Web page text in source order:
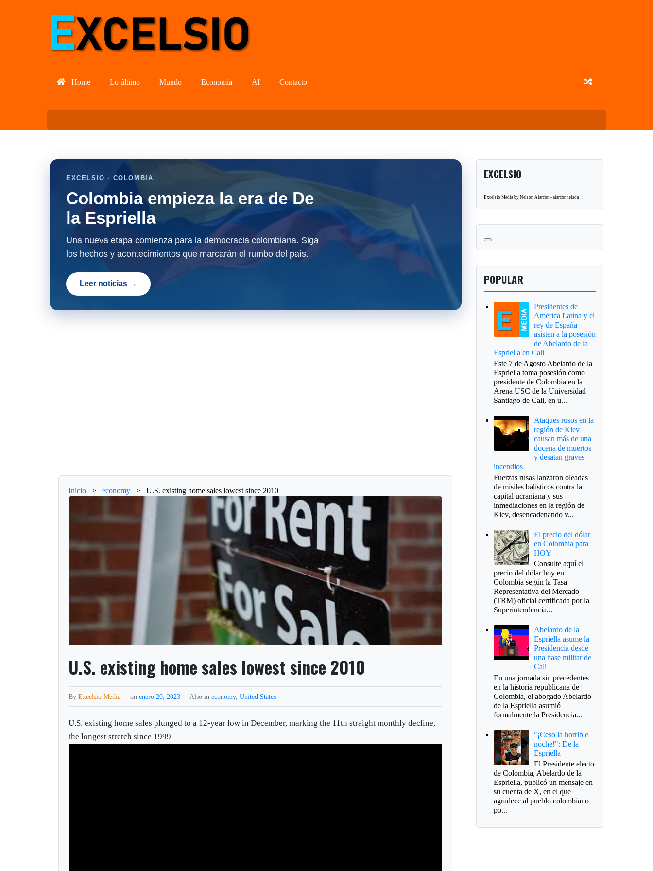
Home Lo último Mundo Economía AI Contacto
EXCELSIO · COLOMBIA
Colombia empieza la era de De
la Espriella
Una nueva etapa comienza para la democracia colombiana. Siga
los hechos y acontecimientos que marcarán el rumbo del país.
Leer noticias →
Inicio > economy > U.S. existing home sales lowest since 2010
U.S. existing home sales lowest since 2010
ByExcelsio Media onenero 20, 2023 Also ineconomy,United States
U.S. existing home sales plunged to a 12-year low in December, marking the 11th straight monthly decline,
the longest stretch since 1999.
EXCELSIO
Excelsio Media by Nelson Alarcón - alarcónnelson
POPULAR
Presidentes de
América Latina y el
rey de España
asisten a la posesión
de Abelardo de la
Espriella en Cali
Este 7 de Agosto Abelardo de la
Espriella toma posesión como
presidente de Colombia en la
Arena USC de la Universidad
Santiago de Cali, en u...
Ataques rusos en la
región de Kiev
causan más de una
docena de muertos
y desatan graves
incendios
Fuerzas rusas lanzaron oleadas
de misiles balísticos contra la
capital ucraniana y sus
inmediaciones en la región de
Kiev, desencadenando v...
El precio del dólar
en Colombia para
HOY
Consulte aquí el
precio del dólar hoy en
Colombia según la Tasa
Representativa del Mercado
(TRM) oficial certificada por la
Superintendencia...
Abelardo de la
Espriella asume la
Presidencia desde
una base militar de
Cali
En una jornada sin precedentes
en la historia republicana de
Colombia, el abogado Abelardo
de la Espriella asumió
formalmente la Presidencia...
"¡Cesó la horrible
noche!": De la
Espriella
El Presidente electo
de Colombia, Abelardo de la
Espriella, publicó un mensaje en
su cuenta de X, en el que
agradece al pueblo colombiano
po...